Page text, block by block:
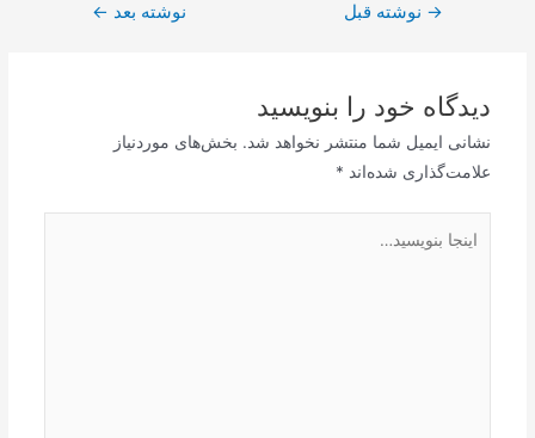
راهبری
→ نوشته قبل نوشته بعد ←
دیدگاه‌ خود را بنویسید
نشانی ایمیل شما منتشر نخواهد شد. بخش‌های موردنیاز
علامت‌گذاری شده‌اند *
بنویسید…